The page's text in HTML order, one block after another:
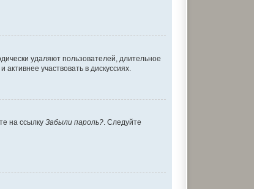
удаляют пользователей, длительное
участвовать в дискуссиях.
на ссылкуЗабыли пароль? . Следуйте